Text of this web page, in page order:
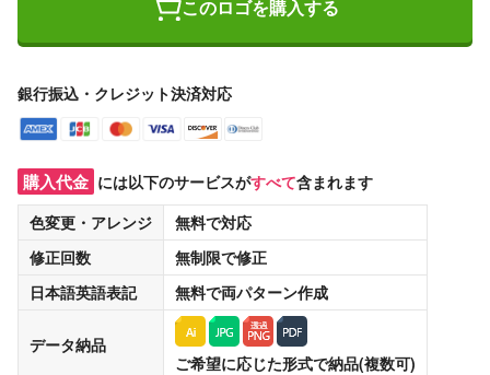
このロゴを購入する
銀行振込・クレジット決済対応
購入代金 には以下のサービスがすべて含まれます
色変更・アレンジ
無料で対応
修正回数
無制限で修正
日本語英語表記
無料で両パターン作成
データ納品
ご希望に応じた形式で納品(複数可)